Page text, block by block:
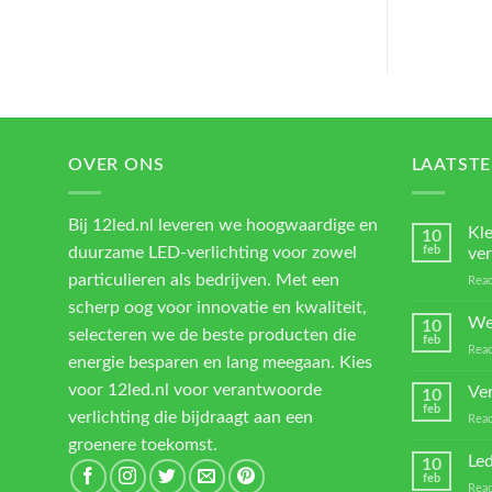
OVER ONS
Bij 12led.nl leveren we hoogwaardige en
duurzame LED-verlichting voor zowel
particulieren als bedrijven. Met een
scherp oog voor innovatie en kwaliteit,
selecteren we de beste producten die
energie besparen en lang meegaan. Kies
voor 12led.nl voor verantwoorde
verlichting die bijdraagt aan een
groenere toekomst.
10
feb
10
feb
10
feb
10
feb